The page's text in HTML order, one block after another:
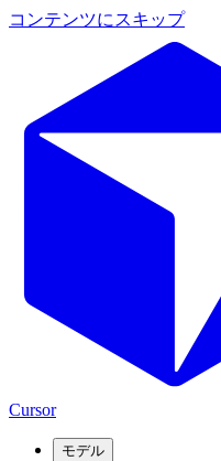
コンテンツにスキップ
Cursor
モデル